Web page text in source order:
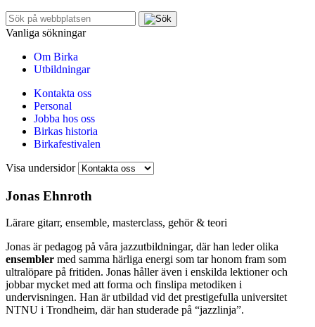
Sök
efter:
Vanliga sökningar
Om Birka
Utbildningar
Kontakta oss
Personal
Jobba hos oss
Birkas historia
Birkafestivalen
Visa undersidor
Jonas Ehnroth
Lärare gitarr, ensemble, masterclass, gehör & teori
Jonas är pedagog på våra jazzutbildningar, där han leder olika
ensembler med samma härliga energi som tar honom fram som
ultralöpare på fritiden. Jonas håller även i enskilda lektioner och
jobbar mycket med att forma och finslipa metodiken i
undervisningen. Han är utbildad vid det prestigefulla universitet
NTNU i Trondheim, där han studerade på “jazzlinja”.